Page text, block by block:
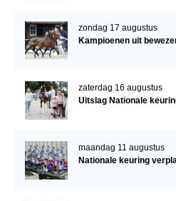
zondag 17 augustus
Kampioenen uit
zaterdag 16 augustus
Uitslag Nationale
maandag 11 augustus
Nationale keuring